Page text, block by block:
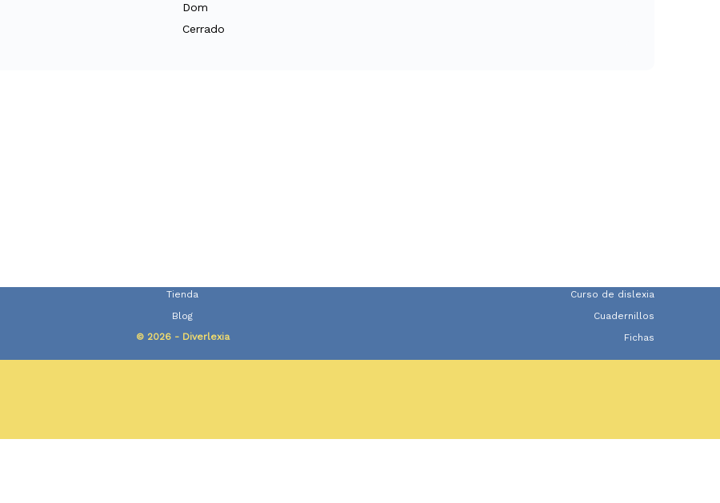
Dom
Cerrado
Tienda
Blog
© 2026 - Diverlexia
Curso de dislexia
Cuadernillos
Fichas